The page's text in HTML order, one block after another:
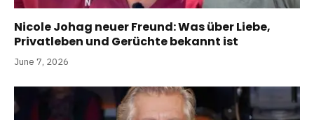
Nicole Johag neuer Freund: Was über Liebe,
Privatleben und Gerüchte bekannt ist
June 7, 2026